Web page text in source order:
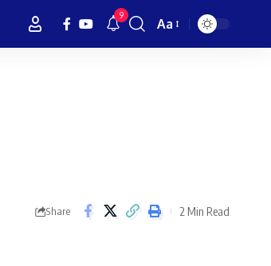
9
Font
Aa
Share 2 Min Read